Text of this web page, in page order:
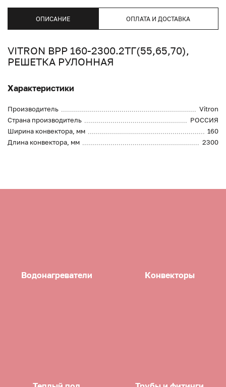
ОПИСАНИЕ ОПЛАТА И ДОСТАВКА
VITRON ВРР 160-2300.2ТГ(55,65,70),
РЕШЕТКА РУЛОННАЯ
Характеристики
Производитель
Vitron
Страна производитель
РОССИЯ
Ширина конвектора, мм
160
Длина конвектора, мм
2300
Водонагреватели Конвекторы